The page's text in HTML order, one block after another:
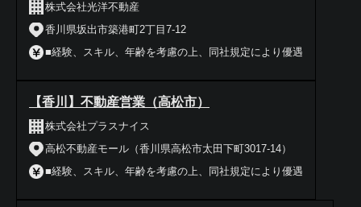
株式会社光洋不動産
香川県坂出市築港町2丁目7-12
■経験、スキル、年齢を考慮の上、同社規定により優遇
【香川】不動産営業（高松市）
株式会社プラスナイス
高松不動産モール（香川県高松市太田下町3017-14）
■経験、スキル、年齢を考慮の上、同社規定により優遇